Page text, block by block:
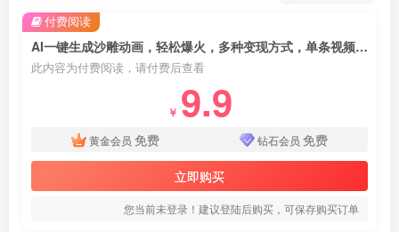
AI一键生成沙雕动画，轻松爆火，多种变现方式，单条视频，千万播放，日入2000+
此内容为付费阅读，请付费后查看
￥ 9.9
黄金会员 免费 钻石会员 免费
立即购买
您当前未登录！建议登陆后购买，可保存购买订单
付费阅读